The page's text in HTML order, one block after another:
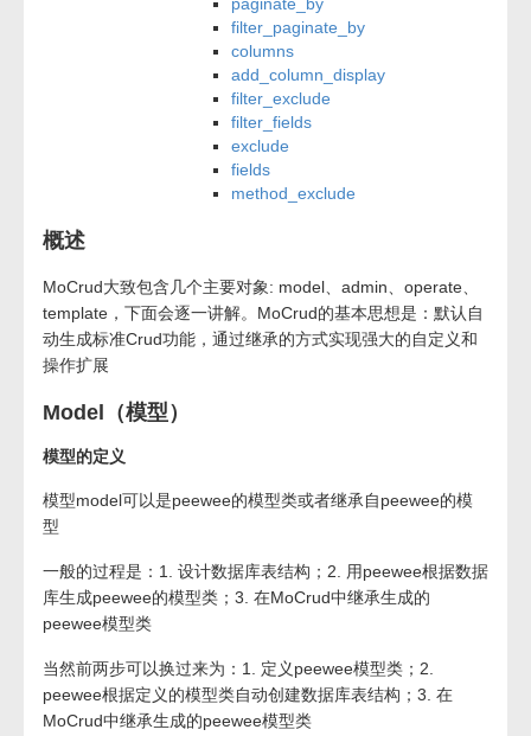
filter_paginate_by
columns
add_column_display
filter_exclude
filter_fields
exclude
fields
method_exclude
概述
MoCrud大致包含几个主要对象: model、admin、operate、
template，下面会逐一讲解。MoCrud的基本思想是：默认自
动生成标准Crud功能，通过继承的方式实现强大的自定义和
操作扩展
Model（模型）
模型的定义
模型model可以是peewee的模型类或者继承自peewee的模
型
一般的过程是：1. 设计数据库表结构；2. 用peewee根据数据
库生成peewee的模型类；3. 在MoCrud中继承生成的
peewee模型类
当然前两步可以换过来为：1. 定义peewee模型类；2.
peewee根据定义的模型类自动创建数据库表结构；3. 在
MoCrud中继承生成的peewee模型类